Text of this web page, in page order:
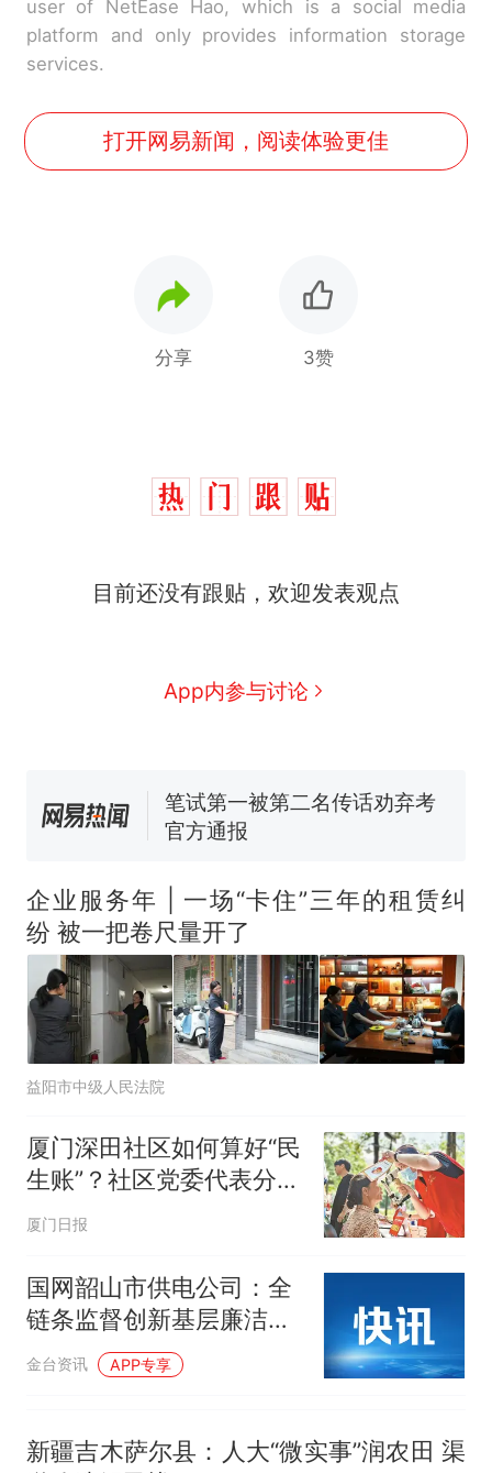
user of NetEase Hao, which is a social media
platform and only provides information storage
services.
打开网易新闻，阅读体验更佳
分享 3赞
目前还没有跟贴，欢迎发表观点
App内参与讨论
热 那个在床头放菜刀的女孩，
交5060元才肯搬上楼！女子傻
眼了……
佛山一中学招聘物理教师，笔
核查
官方通报
空调24小时开着反而更省电？
“不建议大家买深色蛋糕”上热
搜，网友：天塌了！
热 那个在床头放菜刀的女孩，
因老师一句“跟我回家”改写了
人生
企业服务年 | 一场“卡住”三年的租赁纠
纷 被一把卷尺量开了
益阳市中级人民法院
厦门深田社区如何算好“民
生账”？社区党委代表分享
经验做法
厦门日报
国网韶山市供电公司：全
链条监督创新基层廉洁自
治
金台资讯 APP专享
新疆吉木萨尔县：人大“微实事”润农田 渠